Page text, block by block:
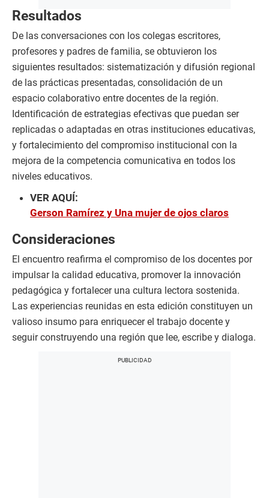
Resultados
De las conversaciones con los colegas escritores,
profesores y padres de familia, se obtuvieron los
siguientes resultados: sistematización y difusión regional
de las prácticas presentadas, consolidación de un
espacio colaborativo entre docentes de la región.
Identificación de estrategias efectivas que puedan ser
replicadas o adaptadas en otras instituciones educativas,
y fortalecimiento del compromiso institucional con la
mejora de la competencia comunicativa en todos los
niveles educativos.
VER AQUÍ:
Gerson Ramírez y Una mujer de ojos claros
Consideraciones
El encuentro reafirma el compromiso de los docentes por
impulsar la calidad educativa, promover la innovación
pedagógica y fortalecer una cultura lectora sostenida.
Las experiencias reunidas en esta edición constituyen un
valioso insumo para enriquecer el trabajo docente y
seguir construyendo una región que lee, escribe y dialoga.